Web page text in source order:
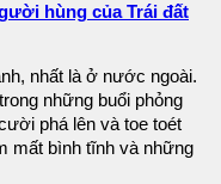
hùng của Trái đất
nhất là ở nước ngoài.
những buổi phỏng
phá lên và toe toét
mất bình tĩnh và những